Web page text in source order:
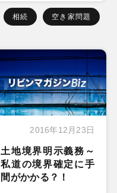
相続 空き家問題
2016年12月23日
土地境界明示義務～
私道の境界確定に手
間がかかる？！